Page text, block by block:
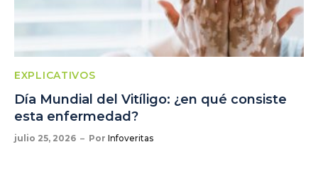
EXPLICATIVOS
Día Mundial del Vitíligo: ¿en qué consiste
esta enfermedad?
julio 25, 2026 Por Infoveritas